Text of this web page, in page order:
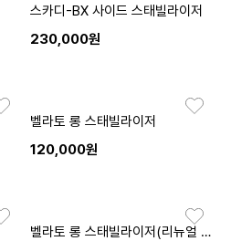
스카디-BX 사이드 스태빌라이저
230,000원
벨라토 롱 스태빌라이저
120,000원
벨라토 롱 스태빌라이저(리뉴얼 전)